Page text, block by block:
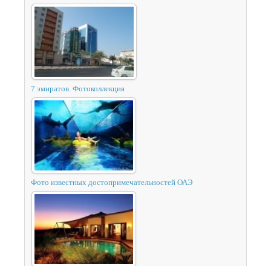
7 эмиратов. Фотоколлекция
Фото известных достопримечательностей ОАЭ